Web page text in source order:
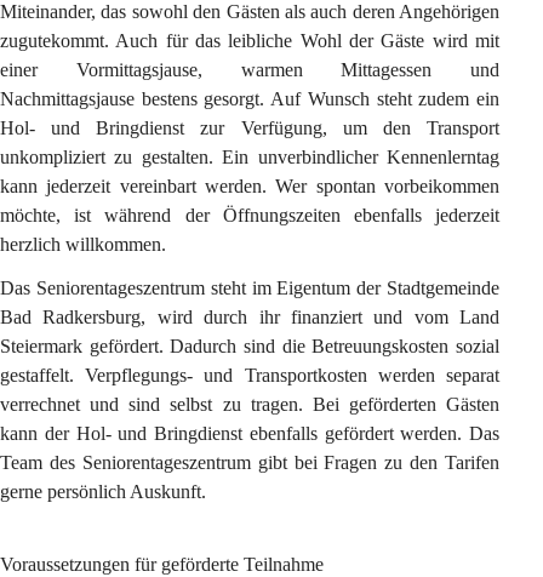
Miteinander, das sowohl den Gästen als auch deren Angehörigen
zugutekommt. Auch für das leibliche Wohl der Gäste wird mit
einer Vormittagsjause, warmen Mittagessen und
Nachmittagsjause bestens gesorgt. Auf Wunsch steht zudem ein
Hol- und Bringdienst zur Verfügung, um den Transport
unkompliziert zu gestalten. Ein unverbindlicher Kennenlerntag
kann jederzeit vereinbart werden. Wer spontan vorbeikommen
möchte, ist während der Öffnungszeiten ebenfalls jederzeit
herzlich willkommen.
Das Seniorentageszentrum steht im Eigentum der Stadtgemeinde
Bad Radkersburg, wird durch ihr finanziert und vom Land
Steiermark gefördert. Dadurch sind die Betreuungskosten sozial
gestaffelt. Verpflegungs- und Transportkosten werden separat
verrechnet und sind selbst zu tragen. Bei geförderten Gästen
kann der Hol- und Bringdienst ebenfalls gefördert werden. Das
Team des Seniorentageszentrum gibt bei Fragen zu den Tarifen
gerne persönlich Auskunft.
Voraussetzungen für geförderte Teilnahme